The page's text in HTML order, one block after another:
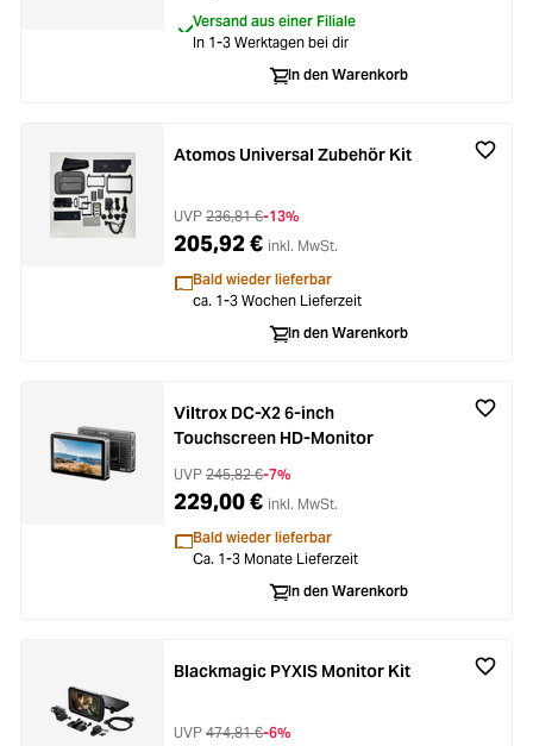
Versand aus einer Filiale
In 1-3 Werktagen bei dir
In den Warenkorb
Atomos Universal Zubehör Kit
UVP 236,81 €-13%
205,92 € inkl. MwSt.
Bald wieder lieferbar
ca. 1-3 Wochen Lieferzeit
In den Warenkorb
Viltrox DC-X2 6-inch
Touchscreen HD-Monitor
UVP 245,82 €-7%
229,00 € inkl. MwSt.
Bald wieder lieferbar
Ca. 1-3 Monate Lieferzeit
In den Warenkorb
Blackmagic PYXIS Monitor Kit
UVP 474,81 €-6%